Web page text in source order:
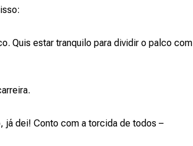
Quis estar tranquilo para dividir o palco com
já dei! Conto com a torcida de todos –